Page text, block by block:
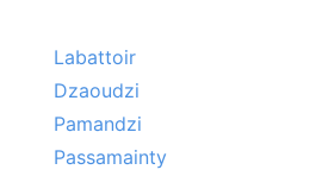
opplevelse av konstant
Labattoir
Dzaoudzi
Pamandzi
Passamainty